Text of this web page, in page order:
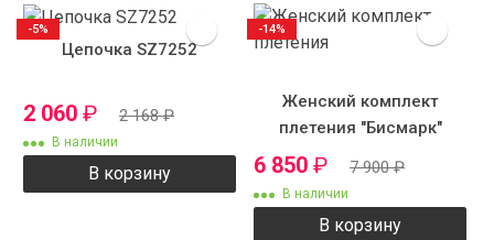
Цепочка SZ7252
2 060 ₽ 2 168₽
В наличии
В корзину
-5%
Женский комплект
плетения "Бисмарк"
ручного плетения
6 850 ₽ 7 900₽
В наличии
В корзину
-14%